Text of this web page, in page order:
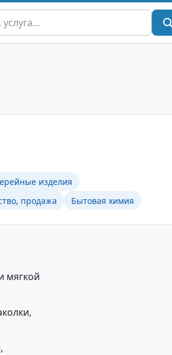
изделия
продажа Бытовая химия
мягкой